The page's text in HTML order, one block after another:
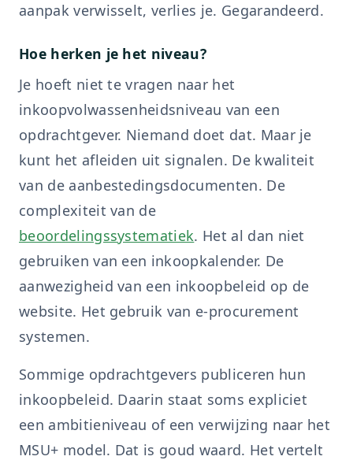
aanpak verwisselt, verlies je. Gegarandeerd.
Hoe herken je het niveau?
Je hoeft niet te vragen naar het
inkoopvolwassenheidsniveau van een
opdrachtgever. Niemand doet dat. Maar je
kunt het afleiden uit signalen. De kwaliteit
van de aanbestedingsdocumenten. De
complexiteit van de
beoordelingssystematiek. Het al dan niet
gebruiken van een inkoopkalender. De
aanwezigheid van een inkoopbeleid op de
website. Het gebruik van e-procurement
systemen.
Sommige opdrachtgevers publiceren hun
inkoopbeleid. Daarin staat soms expliciet
een ambitieniveau of een verwijzing naar het
MSU+ model. Dat is goud waard. Het vertelt